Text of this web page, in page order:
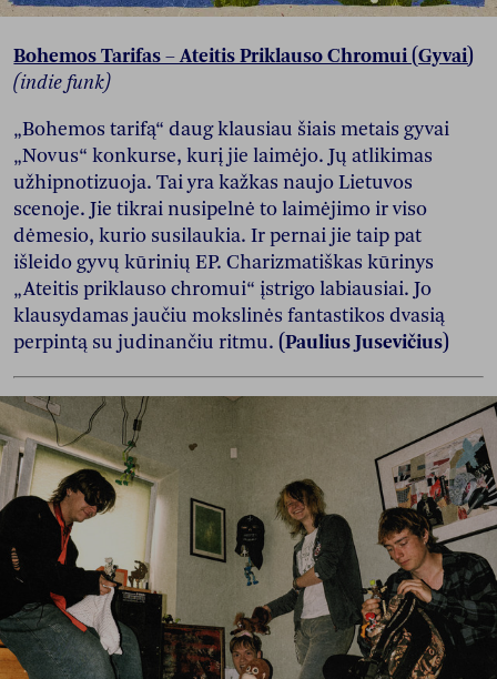
Bohemos Tarifas – Ateitis Priklauso Chromui (Gyvai)
(indie funk)
„Bohemos tarifą“ daug klausiau šiais metais gyvai
„Novus“ konkurse, kurį jie laimėjo. Jų atlikimas
užhipnotizuoja. Tai yra kažkas naujo Lietuvos
scenoje. Jie tikrai nusipelnė to laimėjimo ir viso
dėmesio, kurio susilaukia. Ir pernai jie taip pat
išleido gyvų kūrinių EP. Charizmatiškas kūrinys
„Ateitis priklauso chromui“ įstrigo labiausiai. Jo
klausydamas jaučiu mokslinės fantastikos dvasią
perpintą su judinančiu ritmu.(Paulius Jusevičius)